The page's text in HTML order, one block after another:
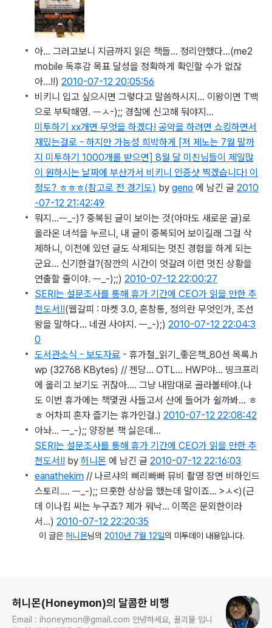
아… 그러고보니 지금까지 읽은 책들… 정리안했다…(me2
mobile 독후감 목표 달성을 정확하게 확인할 수가 없잖
아...!!) 2010-07-12 20:05:56
비키니 입고 싶으시면 그렇다고 말씀하시지… 이왕이면 T백
으로 부탁해영. ㅡㅅ-);; 경찰에 신고해 둬야지…
미투하기 xx개면 무엇을 하겠다! 공약을 하려면 쇼킹하면서
재밌는걸로 - 하지만 가능성 희박하게 [저 제노는 7월 말까
지 미투하기 1000개를 받으면] 8월 달 미친님들이 제일많
이 원하시는 날짜에 부산가서 비키니 인증샷 찍겠습니다! 이
정도? ㅎㅎㅎ(참고로 전 경기도) by geno 에 남긴 글 2010
-07-12 21:42:49
뭐지…ㅡ_-)? 중복된 글이 보이는 것(아마도 새로운 글)로
올라온 녀석을 누르니, 내 글이 중복되어 보이길래 그걸 삭
제하니, 이전에 있던 글도 삭제되는 멋진 경험을 하게 되는
군요… 신기한걸?(잠깐의 시간이 엇갈려 이런 멋진 상황을
연출할 줄이야. ㅡ_-);;) 2010-07-12 22:00:27
SERI는 설문조사를 통해 휴가 기간에 CEO가 읽을 만한 추
천도서!!(웹갈피 : 마켓 3.0, 혼창통, 정의란 무엇인가, 조선
왕을 말하다... 네권 사야지. ㅡ_-);) 2010-07-12 22:04:3
0
도서관소식 - 보도자료 - 휴가철_읽기_좋은책_80선 목록.h
wp (32768 KBytes) // 젠당… OTL… HWP야… 띵크프리
에 올리고 보기도 귀찮아…. 그냥 내맘대로 골라볼테야.(나
도 이번 휴가에는 책몇권 사들고서 산에 들어가 쉴까봐... ㅎ
ㅎ 어차피 혼자 즐기는 휴가인걸.) 2010-07-12 22:08:42
아놔… ㅡ_-);; 양장본 책 싫은데…
SERI는 설문조사를 통해 휴가 기간에 CEO가 읽을 만한 추
천도서!! by 허니몬 에 남긴 글 2010-07-12 22:16:03
eanathekim // 나르샤의 삐리빠빠 뮤비 촬영 장면 비하인드
스토리…. ㅡ_-);; 므훗한 상상을 했는데 말이죠… >ㅅ<)(근
데 이나킴 씨는 누구죠? 제가 워낙... 이쪽은 문외한이라
서...) 2010-07-12 22:20:35
이 글은허니몬님의 2010년 7월 12일의 미투데이 내용입니다.
허니몬(Honeymon)의 달콤한 비행
Email : ihoneymon@gmail.com 안녕하세요, 꿀괴물 입니